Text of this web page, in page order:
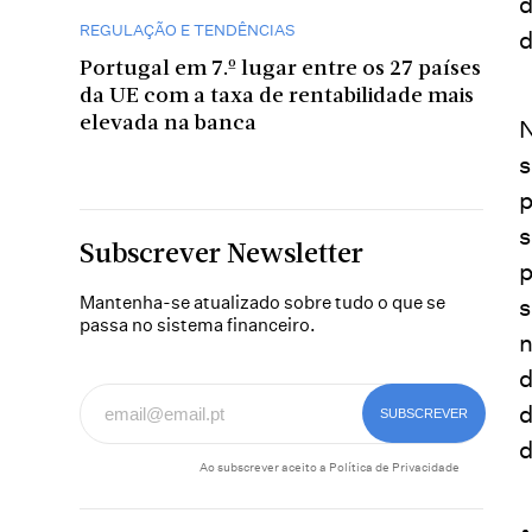
REGULAÇÃO E TENDÊNCIAS
Portugal em 7.º lugar entre os 27 países
da UE com a taxa de rentabilidade mais
elevada na banca
Subscrever Newsletter
Mantenha-se atualizado sobre tudo o que se
passa no sistema financeiro.
Ao subscrever aceito a Política de Privacidade